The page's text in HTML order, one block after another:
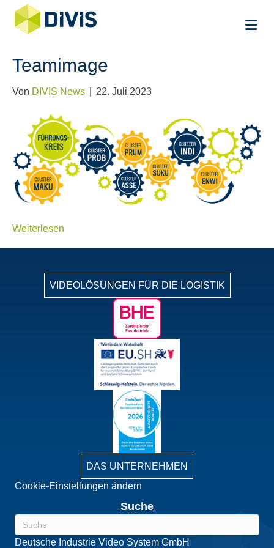
Teamimage
Von DIVIS News 22. Juli 2023
Weiterlesen
VIDEOLÖSUNGEN FÜR DIE LOGISTIK
DAS UNTERNEHMEN
Cookie-Einstellungen ändern
Suche
Deutsche Industrie Video System GmbH